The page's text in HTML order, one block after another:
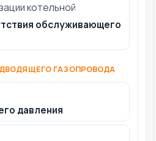
котельной
обслуживающего
ГАЗОПРОВОДА
давления